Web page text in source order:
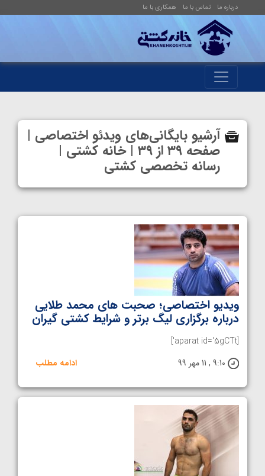
درباره ما تماس با ما همکاری با ما
آرشیو بایگانی‌های ویدئو اختصاصی |
صفحه ۳۹ از ۳۹ | خانه کشتی |
رسانه تخصصی کشتی
ویدیو اختصاصی؛ صحبت های محمد طلایی
درباره برگزاری لیگ برتر و شرایط کشتی گیران
[aparat id='5gCTt']
9:10 , 11 مهر 99
ادامه مطلب